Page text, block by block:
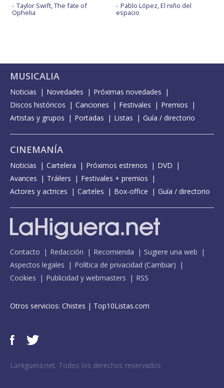
Taylor Swift, The fate of
Ophelia
Pablo López, El niño del
espacio
MUSICALIA
Noticias Novedades
Próximas novedades
Discos históricos
Canciones Festivales
Premios
Artistas y grupos
Portadas Listas Guía / directorio
CINEMANÍA
Noticias Cartelera Próximos estrenos
DVD
Avances
Tráilers
Festivales + premios
Actores y actrices
Carteles Box-office Guía / directorio
Contacto Redacción Recomienda
Sugiere una web
Aspectos legales
Política de privacidad (Cambiar)
Cookies
Publicidad y webmasters RSS
Otros servicios: Chistes | Top10Listas.com
LaHiguera.net. Todos los derechos reservados